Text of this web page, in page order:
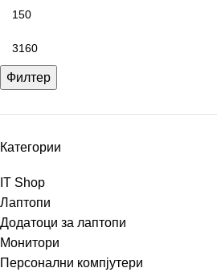
Филтер
Категории
IT Shop
Лаптопи
Додатоци за лаптопи
Монитори
Персонални компјутери